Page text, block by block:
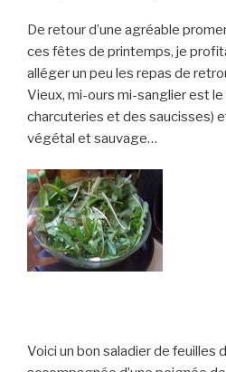
De retour d’une agréable
ces fêtes de printemps, je
alléger un peu les repas de
Vieux, mi-ours mi-sanglier est
charcuteries et des saucisses)
végétal et sauvage…
Voici un bon saladier de feuilles